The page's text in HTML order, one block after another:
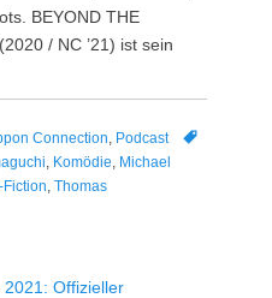
BEYOND THE
/ NC ’21) ist sein
Connection, Podcast
Tags
, Komödie, Michael
, Thomas
Offizieller